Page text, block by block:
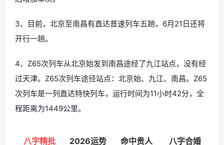
3、目前，北京至南昌有直达普速列车五趟，6月21日还将
开行一趟。
4、Z65次列车从北京始发到南昌途经了九江站点，没有经
过天津。Z65次列车途径站点：北京始、九江、南昌。Z65
次列车是一列直达特快列车，运行时间为11小时42分，全
程距离为1449公里。
八字精批 2026运势 命中贵人 八字合婚